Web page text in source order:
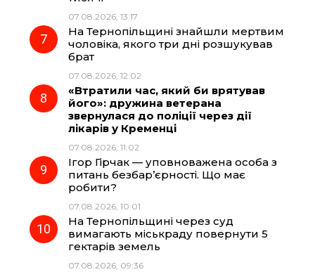
07.08.2026, 13:17
На Тернопільщині знайшли мертвим
чоловіка, якого три дні розшукував
брат
07.08.2026, 12:02
«Втратили час, який би врятував
його»: дружина ветерана
звернулася до поліції через дії
лікарів у Кременці
07.08.2026, 11:02
Ігор Гірчак — уповноважена особа з
питань безбар’єрності. Що має
робити?
07.08.2026, 10:01
На Тернопільщині через суд
вимагають міськраду повернути 5
гектарів земель
07.08.2026, 09:36